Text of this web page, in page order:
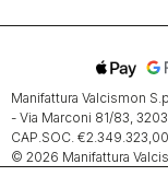
Manifattura Valcismon
- Via Marconi 81/83,
CAP.SOC. €2.349.323,00
© 2026 Manifattura